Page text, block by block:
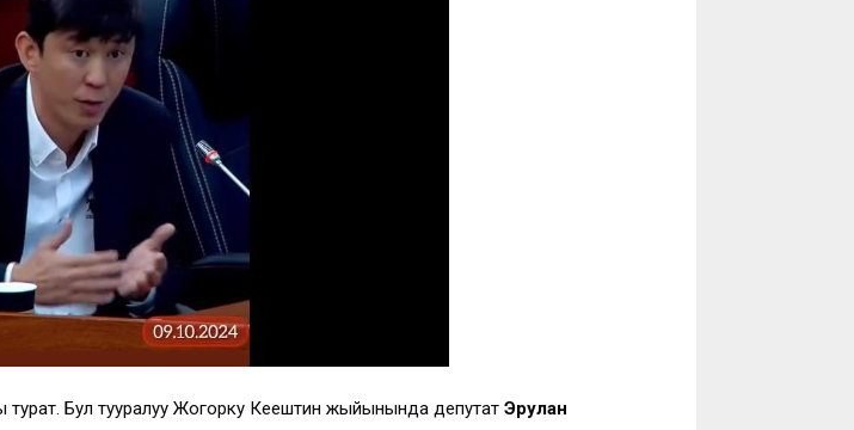
Бул тууралуу Жогорку Кеңештин жыйынында депутат Эрулан